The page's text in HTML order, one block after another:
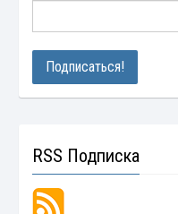
RSS Подписка